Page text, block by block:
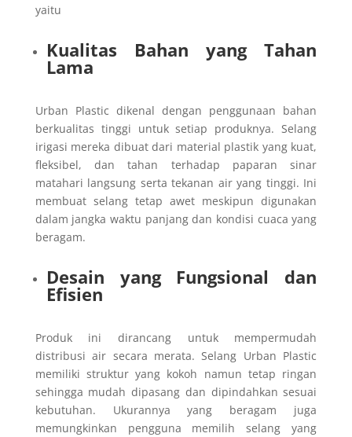
yaitu
Kualitas Bahan yang Tahan
Lama
Urban Plastic dikenal dengan penggunaan bahan
berkualitas tinggi untuk setiap produknya. Selang
irigasi mereka dibuat dari material plastik yang kuat,
fleksibel, dan tahan terhadap paparan sinar
matahari langsung serta tekanan air yang tinggi. Ini
membuat selang tetap awet meskipun digunakan
dalam jangka waktu panjang dan kondisi cuaca yang
beragam.
Desain yang Fungsional dan
Efisien
Produk ini dirancang untuk mempermudah
distribusi air secara merata. Selang Urban Plastic
memiliki struktur yang kokoh namun tetap ringan
sehingga mudah dipasang dan dipindahkan sesuai
kebutuhan. Ukurannya yang beragam juga
memungkinkan pengguna memilih selang yang